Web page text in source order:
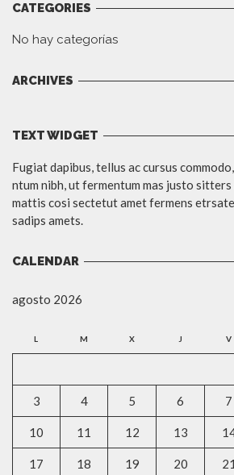
CATEGORIES
No hay categorías
ARCHIVES
TEXT WIDGET
Fugiat dapibus, tellus ac cursus
ntum nibh, ut fermentum mas justo sitters
mattis cosi sectetut amet fermens
sadips amets.
CALENDAR
agosto 2026
L M X J V
3 4 5 6 7
10 11 12 13
17 18 19 20 21